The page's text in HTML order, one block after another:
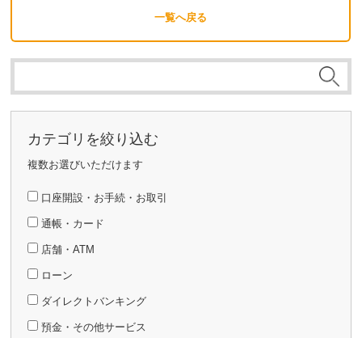
一覧へ戻る
カテゴリを絞り込む
複数お選びいただけます
口座開設・お手続・お取引
通帳・カード
店舗・ATM
ローン
ダイレクトバンキング
預金・その他サービス